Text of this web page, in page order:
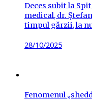
Deces subit la
medical, dr.
timpul gărzii, la
Posted
28/10/2025
Fenomenul